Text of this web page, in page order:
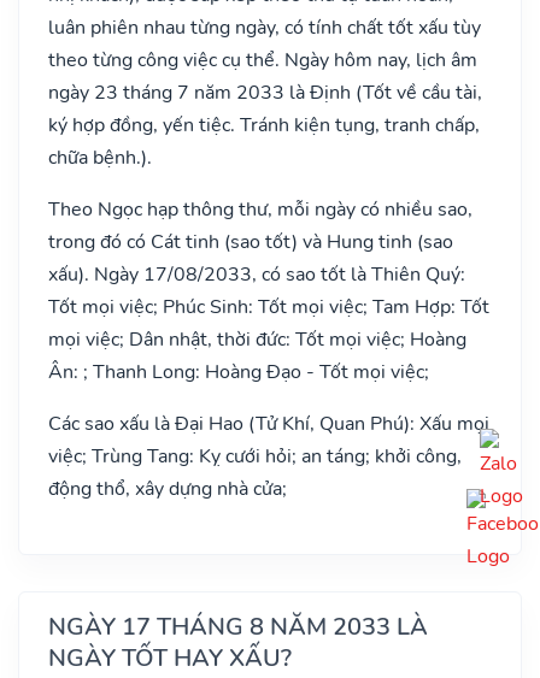
luân phiên nhau từng ngày, có tính chất tốt xấu tùy
theo từng công việc cụ thể. Ngày hôm nay, lịch âm
ngày 23 tháng 7 năm 2033 là Định (Tốt về cầu tài,
ký hợp đồng, yến tiệc. Tránh kiện tụng, tranh chấp,
chữa bệnh.).
Theo Ngọc hạp thông thư, mỗi ngày có nhiều sao,
trong đó có Cát tinh (sao tốt) và Hung tinh (sao
xấu). Ngày 17/08/2033, có sao tốt là Thiên Quý:
Tốt mọi việc; Phúc Sinh: Tốt mọi việc; Tam Hợp: Tốt
mọi việc; Dân nhật, thời đức: Tốt mọi việc; Hoàng
Ân: ; Thanh Long: Hoàng Đạo - Tốt mọi việc;
Các sao xấu là Đại Hao (Tử Khí, Quan Phú): Xấu mọi
việc; Trùng Tang: Kỵ cưới hỏi; an táng; khởi công,
động thổ, xây dựng nhà cửa;
NGÀY 17 THÁNG 8 NĂM 2033 LÀ
NGÀY TỐT HAY XẤU?